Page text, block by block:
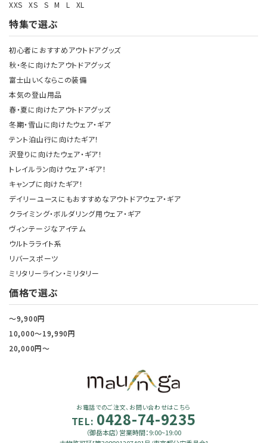
XXS XS S M L XL
特集で選ぶ
初心者におすすめアウトドアグッズ
秋・冬に向けたアウトドアグッズ
富士山いくならこの装備
本気の登山用品
春・夏に向けたアウトドアグッズ
冬期・雪山に向けたウェア・ギア
テント泊山行に向けたギア！
沢登りに向けたウェア・ギア！
トレイルラン向けウェア・ギア！
キャンプに向けたギア！
デイリーユースにもおすすめなアウトドアウェア・ギア
クライミング・ボルダリング用ウェア・ギア
ヴィンテージなアイテム
ウルトラライト系
リバースポーツ
ミリタリーライン・ミリタリー
価格で選ぶ
～9,900円
10,000～19,990円
20,000円～
お電話でのご注文、お問い合わせはこちら
TEL: 0428-74-9235
（御岳本店）営業時間：9:00~19:00